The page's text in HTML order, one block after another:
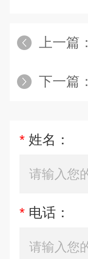
上一篇：
下一篇：
* 姓名：
* 电话：